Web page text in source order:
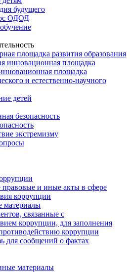
будущего
ОДОД
площадка развития образования
инновационная площадка
площадка
и естественно-научного
детей
безопасность
экстремизму
и иные акты в сфере
коррупции
материалы
связанные с
коррупции, для заполнения
коррупции
для сообщений о фактах
материалы